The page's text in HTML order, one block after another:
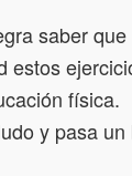
saber
estos
física.
y pasa